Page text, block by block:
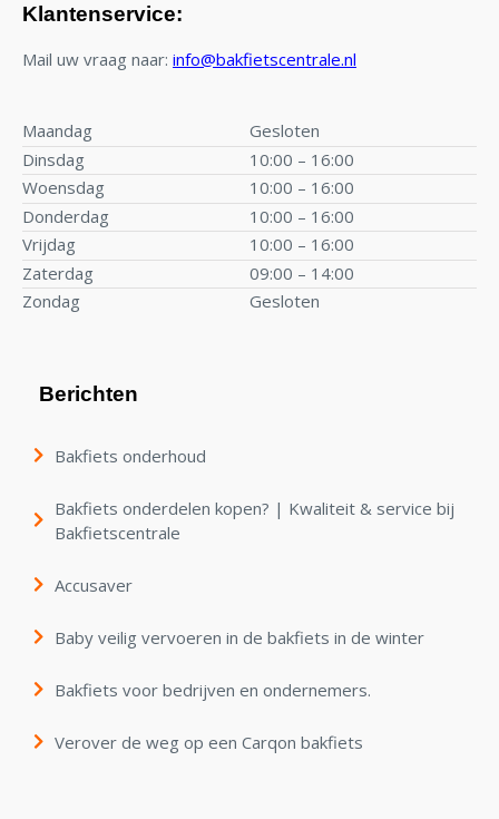
Klantenservice:
Mail uw vraag naar: info@bakfietscentrale.nl
Maandag
Gesloten
Dinsdag
10:00 – 16:00
Woensdag
10:00 – 16:00
Donderdag
10:00 – 16:00
Vrijdag
10:00 – 16:00
Zaterdag
09:00 – 14:00
Zondag
Gesloten
Berichten
Bakfiets onderhoud
Bakfiets onderdelen kopen? | Kwaliteit & service bij
Bakfietscentrale
Accusaver
Baby veilig vervoeren in de bakfiets in de winter
Bakfiets voor bedrijven en ondernemers.
Verover de weg op een Carqon bakfiets